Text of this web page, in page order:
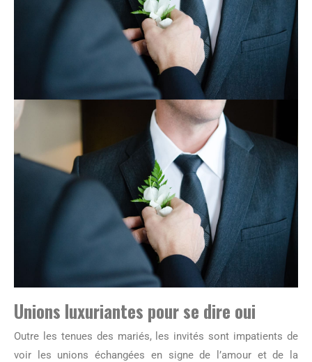
Unions luxuriantes pour se dire oui
Outre les tenues des mariés, les invités sont impatients de
voir les unions échangées en signe de l’amour et de la